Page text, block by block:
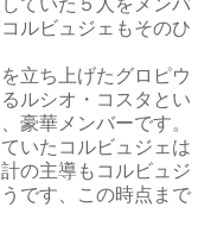
ルビュジェもそのひ
立ち上げたグロピウ
ルシオ・コスタとい
豪華メンバーです。
いたコルビュジェは
の主導もコルビュジ
です、この時点まで